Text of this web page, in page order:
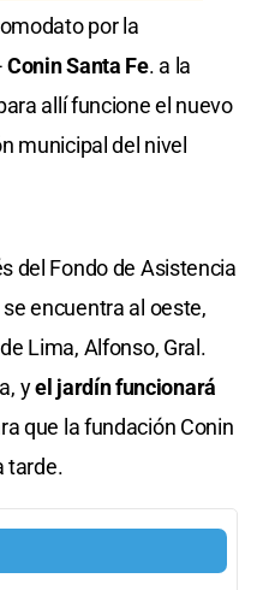
por la
Conin Santa Fe. a la
allí funcione el nuevo
municipal del nivel
del Fondo de Asistencia
encuentra al oeste,
Lima, Alfonso, Gral.
yel jardín funcionará
que la fundación Conin
tarde.